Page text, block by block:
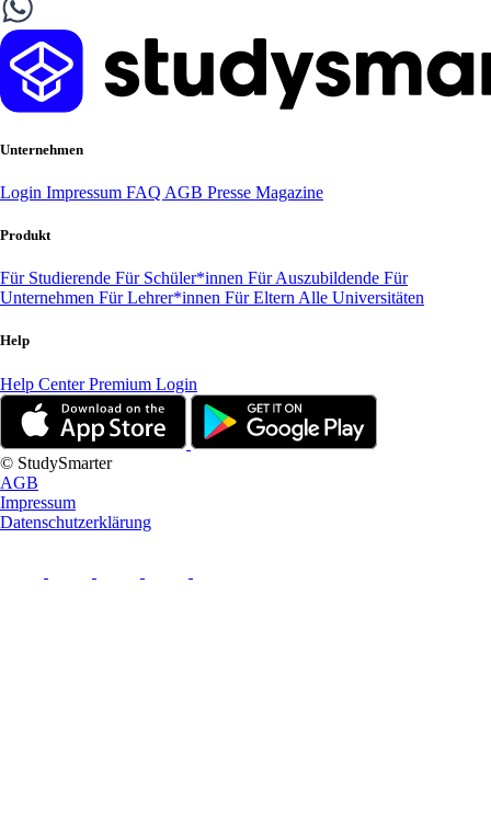
Unternehmen
Login Impressum FAQ AGB Presse Magazine
Produkt
Für Studierende Für Schüler*innen Für Auszubildende Für
Unternehmen Für Lehrer*innen Für Eltern Alle Universitäten
Help
Help CenterPremium Login
© StudySmarter
AGB
Impressum
Datenschutzerklärung